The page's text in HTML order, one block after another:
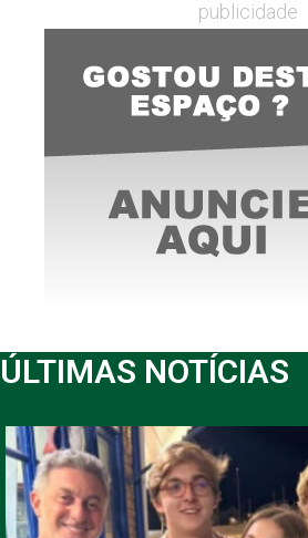
publicidade
ÚLTIMAS NOTÍCIAS